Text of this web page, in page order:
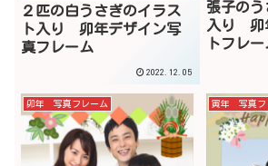
２匹の白うさぎのイラス
ト入り 卯年デザイン写
真フレーム
2022.12.05
張子の
入り 卯
トフレー
卯年 写真フレーム 寅年 写真フ